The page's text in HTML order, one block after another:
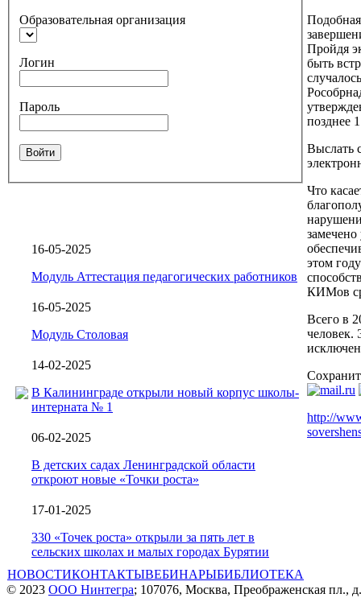
Образовательная организация
Логин
Пароль
Войти
16-05-2025
Модуль Аттестация педагогических работников
16-05-2025
Модуль Столовая
14-02-2025
В Калининграде открыли новый корпус школы-
интерната № 1
06-02-2025
В детских садах Ленинградской области
откроют новые «Точки роста»
17-01-2025
330 «Точек роста» открыли за пять лет в
сельских школах и малых городах Бурятии
Пройдя
быть
позднее
Выслать
Что
этом
КИМов
Всего в
человек.
http://
НОВОСТИКОНТАКТЫВЕБИНАРЫБИБЛИОТЕКА
© 2023 ООО Нинтегра; 107076, Москва, Преображенская пл.,